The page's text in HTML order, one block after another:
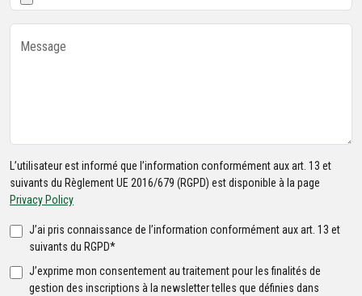
Message
L’utilisateur est informé que l’information conformément aux art. 13 et
suivants du Règlement UE 2016/679 (RGPD) est disponible à la page
Privacy Policy
J’ai pris connaissance de l’information conformément aux art. 13 et
suivants du RGPD*
J’exprime mon consentement au traitement pour les finalités de
gestion des inscriptions à la newsletter telles que définies dans